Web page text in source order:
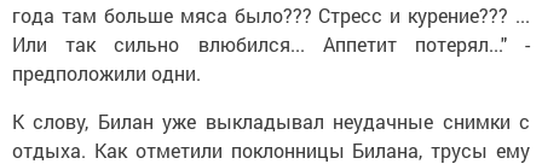
года там больше мяса было??? Стресс и курение??? ...
Или так сильно влюбился... Аппетит потерял..." -
предположили одни.
К слову, Билан уже выкладывал неудачные снимки с
отдыха. Как отметили поклонницы Билана, трусы ему